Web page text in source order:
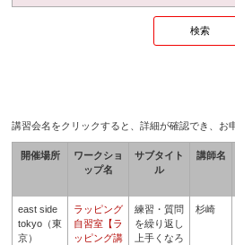
講習会名をクリックすると、詳細が確認でき、お
開催場所
ワークショ
ップ名
サブタイト
ル
講師名
east side
tokyo（東
京）
ラッピング
自習室【ラ
ッピング講
練習・質問
を繰り返し
上手くなろ
杉崎